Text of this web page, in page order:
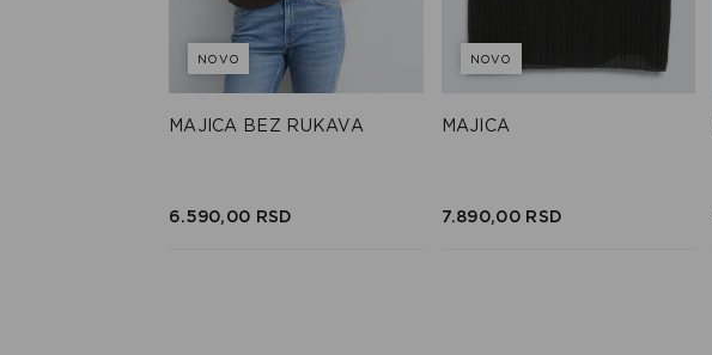
NOVO
MAJICA BEZ RUKAVA
6.590,00 RSD
NOVO
MAJICA
7.890,00 RSD